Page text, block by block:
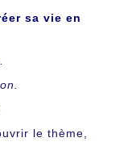
sa vie en
le thème,